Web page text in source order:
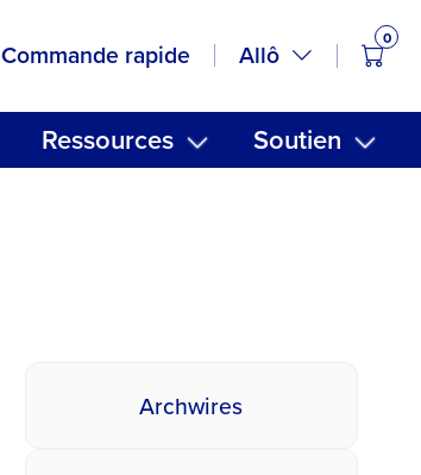
Commande rapide Allô
0
Ressources Soutien
Archwires